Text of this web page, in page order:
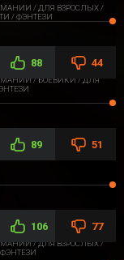
/ ДЛЯ ВЗРОСЛЫХ /
/ ФЭНТЕЗИ
/ БОЕВИКИ / ДЛЯ
88 44
ANIME / ДЛЯ ВЗРОСЛЫХ
89 51
/ ДЛЯ ВЗРОСЛЫХ /
106 77